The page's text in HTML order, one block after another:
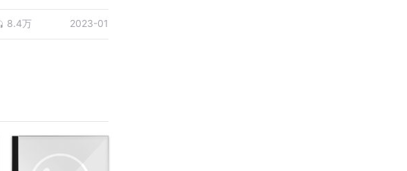
8.4万 2023-01